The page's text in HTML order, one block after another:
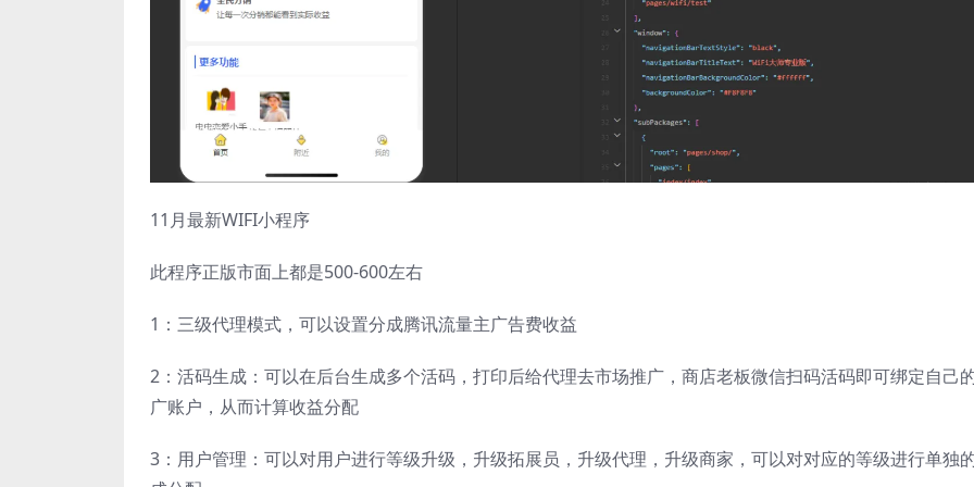
11月最新WIFI小程序
此程序正版市面上都是500-600左右
1：三级代理模式，可以设置分成腾讯流量主广告费收益
2：活码生成：可以在后台生成多个活码，打印后给代理去市场推广，商店老板微信扫码活码即可绑定自己
广账户，从而计算收益分配
3：用户管理：可以对用户进行等级升级，升级拓展员，升级代理，升级商家，可以对对应的等级进行单独